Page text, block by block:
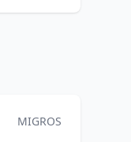
MIGROS